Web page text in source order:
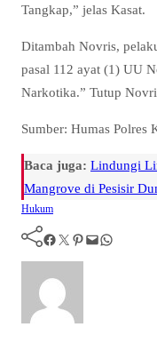
Tangkap,” jelas Kasat.
Ditambah Novris,
pasal 112 ayat (1) UU
Narkotika.” Tutup
Sumber: Humas Polres
Baca juga: Lindungi
Mangrove di Pesisir
Hukum
Facebook Twitter Pinterest Mail WhatsApp